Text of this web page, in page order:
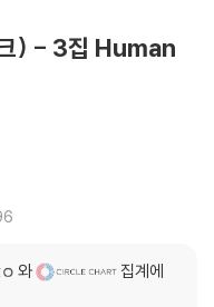
) - 3집 Human
와
집계에